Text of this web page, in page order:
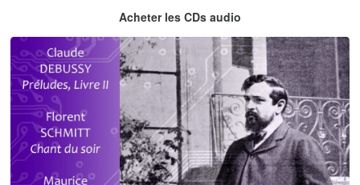
Acheter les CDs audio